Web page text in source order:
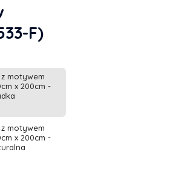
F)
motywem
x 200cm -
motywem
x 200cm -